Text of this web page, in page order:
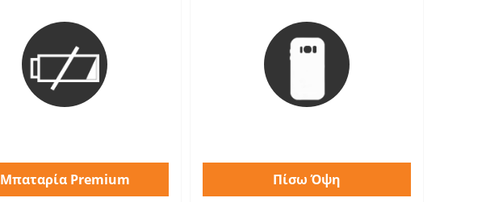
Μπαταρία Premium Πίσω Όψη